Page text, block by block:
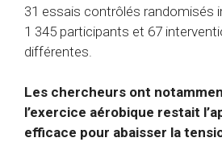
31 essais contrôlés randomisés
1 345 participants et 67
différentes.
Les chercheurs ont
l’exercice aérobique restait
efficace pour abaisser la